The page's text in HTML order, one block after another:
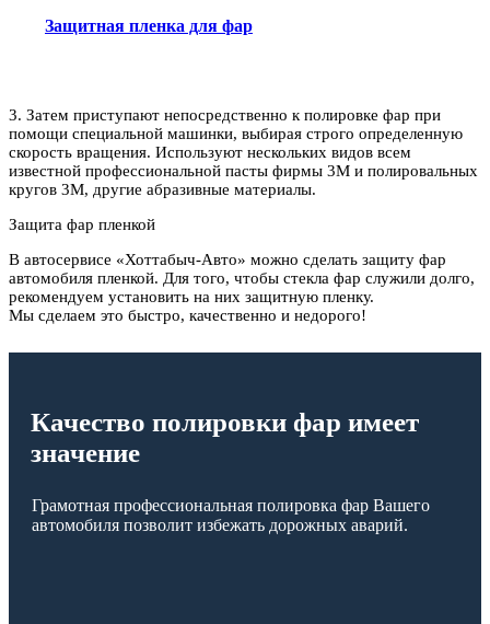
Защитная пленка для фар
3. Затем приступают непосредственно к полировке фар при
помощи специальной машинки, выбирая строго определенную
скорость вращения. Используют нескольких видов всем
известной профессиональной пасты фирмы 3M и полировальных
кругов 3M, другие абразивные материалы.
Защита фар пленкой
В автосервисе «Хоттабыч-Авто» можно сделать защиту фар
автомобиля пленкой. Для того, чтобы стекла фар служили долго,
рекомендуем установить на них защитную пленку.
Мы сделаем это быстро, качественно и недорого!
Качество полировки фар имеет
значение
Грамотная профессиональная полировка фар Вашего
автомобиля позволит избежать дорожных аварий.